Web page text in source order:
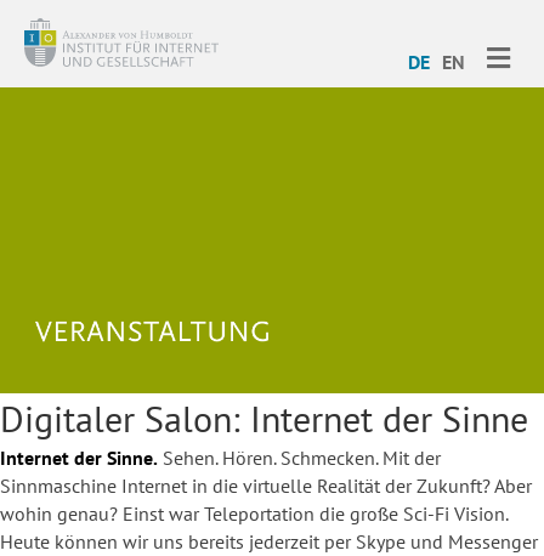
DE EN
Digitaler Salon: Internet der Sinne
Internet der Sinne. Sehen. Hören. Schmecken. Mit der
Sinnmaschine Internet in die virtuelle Realität der Zukunft? Aber
wohin genau? Einst war Teleportation die große Sci-Fi Vision.
Heute können wir uns bereits jederzeit per Skype und Messenger